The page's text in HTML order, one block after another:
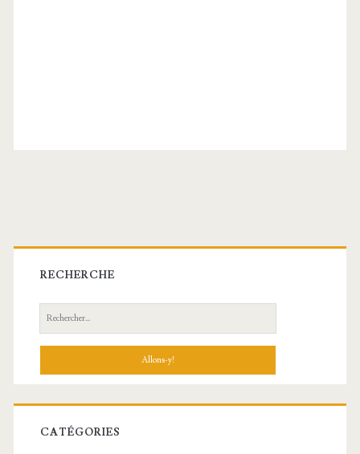
Barre
latérale
principale
RECHERCHE
Recherche:
CATÉGORIES